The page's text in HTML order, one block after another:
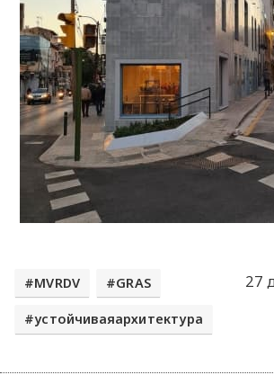
27
MVRDV GRAS
устойчиваяархитектура